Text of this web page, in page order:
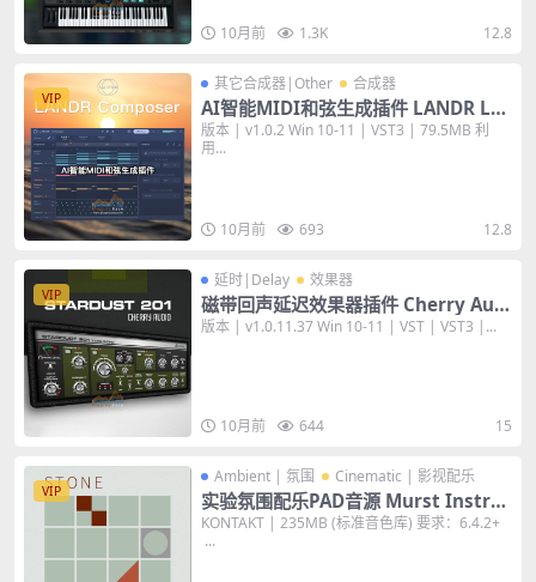
10月前 1.3K 12.8
VIP
其它合成器|Other 合成器
AI智能MIDI和弦生成插件 LANDR LA
NDR Composer v1.0.2 [WiN]
版本 | v1.0.2 Win 10-11 | VST3 | 79.5MB 利
用...
10月前 693 12.8
VIP
延时|Delay 效果器
磁带回声延迟效果器插件 Cherry Audi
o Stardust 201 Tape Echo v1.0.11.3
版本 | v1.0.11.37 Win 10-11 | VST | VST3 |...
10月前 644 15
VIP
Ambient | 氛围 Cinematic | 影视配乐
实验氛围配乐PAD音源 Murst Instru
ments Stone v1.1 KONTAKT 音色库
KONTAKT | 235MB (标准音色库) 要求：6.4.2+
...